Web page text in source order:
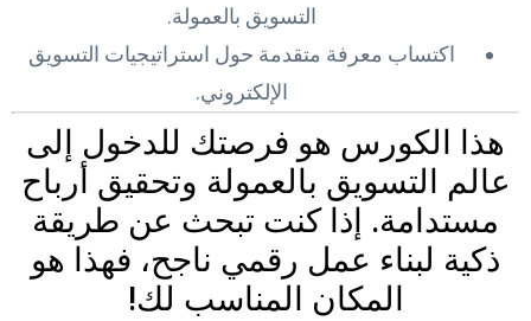
التسويق بالعمولة.
اكتساب معرفة متقدمة حول استراتيجيات التسويق
الإلكتروني.
هذا الكورس هو فرصتك للدخول إلى
عالم التسويق بالعمولة وتحقيق أرباح
مستدامة. إذا كنت تبحث عن طريقة
ذكية لبناء عمل رقمي ناجح، فهذا هو
المكان المناسب لك!